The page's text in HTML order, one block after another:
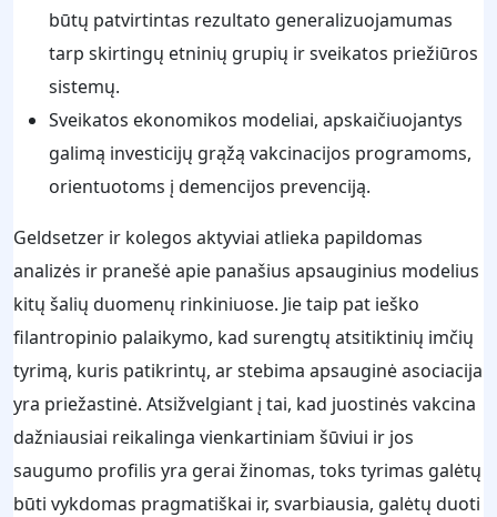
būtų patvirtintas rezultato generalizuojamumas
tarp skirtingų etninių grupių ir sveikatos priežiūros
sistemų.
Sveikatos ekonomikos modeliai, apskaičiuojantys
galimą investicijų grąžą vakcinacijos programoms,
orientuotoms į demencijos prevenciją.
Geldsetzer ir kolegos aktyviai atlieka papildomas
analizės ir pranešė apie panašius apsauginius modelius
kitų šalių duomenų rinkiniuose. Jie taip pat ieško
filantropinio palaikymo, kad surengtų atsitiktinių imčių
tyrimą, kuris patikrintų, ar stebima apsauginė asociacija
yra priežastinė. Atsižvelgiant į tai, kad juostinės vakcina
dažniausiai reikalinga vienkartiniam šūviui ir jos
saugumo profilis yra gerai žinomas, toks tyrimas galėtų
būti vykdomas pragmatiškai ir, svarbiausia, galėtų duoti